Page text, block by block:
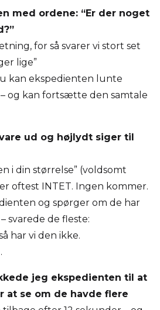
med ordene: “Er der noget
for så svarer vi stort set
lige”
kan ekspedienten lunte
og kan fortsætte den samtale
ud og højlydt siger til
i din størrelse” (voldsomt
oftest INTET. Ingen kommer.
og spørger om de har
svarede de fleste:
har vi den ikke.
jeg ekspedienten til at
at se om de havde flere